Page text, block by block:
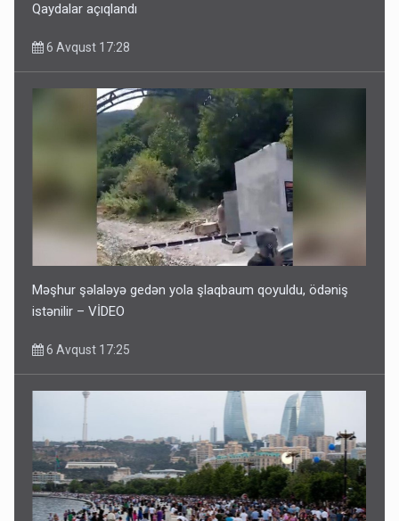
Qaydalar açıqlandı
6 Avqust 17:28
Məşhur şəlaləyə gedən yola şlaqbaum qoyuldu, ödəniş
istənilir – VİDEO
6 Avqust 17:25